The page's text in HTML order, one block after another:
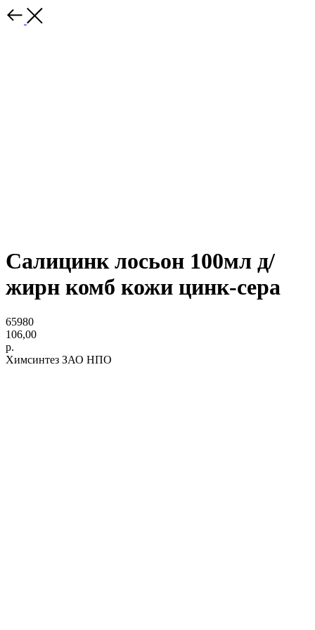
Салицинк лосьон 100мл д/
жирн комб кожи цинк-сера
65980
106,00
р.
Химсинтез ЗАО НПО